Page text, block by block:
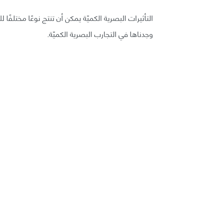
التأثيرات البصرية الكميّة يمكن أن تنتج نوعًا
وجدناها في التجارب البصرية الكميّة.